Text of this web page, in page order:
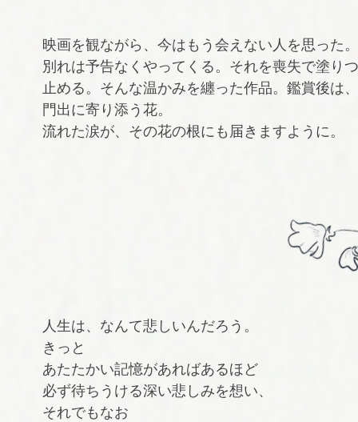
映画を観ながら、今はもう会えない人を思った。
別れは予告なくやってくる。それを喪失で塗り
止める。そんな温かみを纏った作品。鑑賞後は
門出に寄り添う花。
流れた涙が、その花の根にも届きますように。
人生は、なんて悲しいんだろう。
きっと
あたたかい記憶があればあるほど
必ず待ちうける深い悲しみを想い、
それでもなお